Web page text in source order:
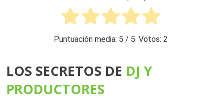
Puntuación media: 5 / 5. Votos: 2
LOS SECRETOS DE DJ Y
PRO DUCTORES